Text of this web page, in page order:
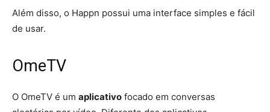
Além disso, o Happn possui uma interface simples e fácil
de usar.
OmeTV
O OmeTV é um aplicativo focado em conversas